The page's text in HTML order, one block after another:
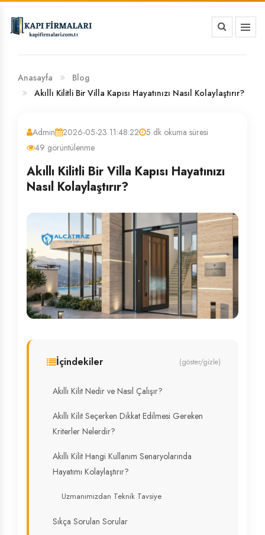
BANKA HESAP NUMARALARIMIZ
Anasayfa
Blog
Akıllı Kilitli Bir Villa Kapısı Hayatınızı Nasıl Kolaylaştırır?
Admin 2026-05-23 11:48:22
5 dk okuma süresi
49 görüntülenme
Akıllı Kilitli Bir Villa Kapısı Hayatınızı
Nasıl Kolaylaştırır?
İçindekiler (göster/gizle)
Akıllı Kilit Nedir ve Nasıl Çalışır?
Akıllı Kilit Seçerken Dikkat Edilmesi Gereken
Kriterler Nelerdir?
Akıllı Kilit Hangi Kullanım Senaryolarında
Hayatımı Kolaylaştırır?
Uzmanımızdan Teknik Tavsiye
Sıkça Sorulan Sorular